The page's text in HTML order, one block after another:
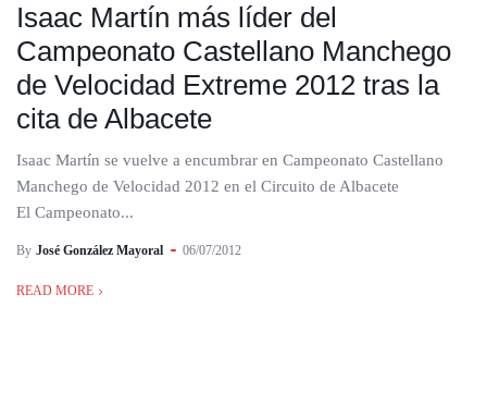
Isaac Martín más líder del
Campeonato Castellano Manchego
de Velocidad Extreme 2012 tras la
cita de Albacete
Isaac Martín se vuelve a encumbrar en Campeonato Castellano
Manchego de Velocidad 2012 en el Circuito de Albacete
El Campeonato...
By José González Mayoral 06/07/2012
READ MORE